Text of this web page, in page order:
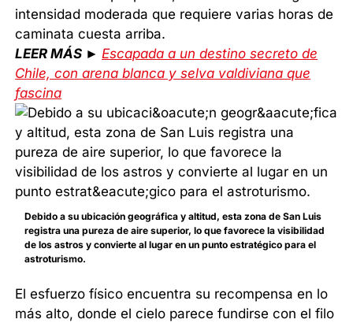
intensidad moderada que requiere varias horas de
caminata cuesta arriba.
LEER MÁS ►Escapada a un destino secreto de
Chile, con arena blanca y selva valdiviana que
fascina
Debido a su ubicación geográfica y altitud, esta zona de San Luis
registra una pureza de aire superior, lo que favorece la visibilidad
de los astros y convierte al lugar en un punto estratégico para el
astroturismo.
El esfuerzo físico encuentra su recompensa en lo
más alto, donde el cielo parece fundirse con el filo